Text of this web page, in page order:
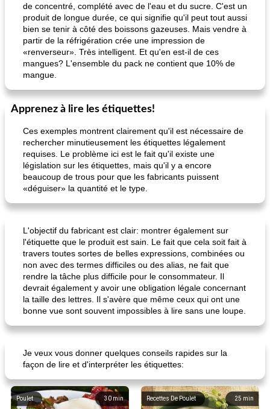
de concentré, complété avec de l'eau et du sucre. C'est un
produit de longue durée, ce qui signifie qu'il peut tout aussi
bien se tenir à côté des boissons gazeuses. Mais vendre à
partir de la réfrigération crée une impression de
«renverseur». Très intelligent. Et qu'en est-il de ces
mangues? L'ensemble du pack ne contient que 10% de
mangue.
Apprenez à lire les étiquettes!
Ces exemples montrent clairement qu'il est nécessaire de
rechercher minutieusement les étiquettes légalement
requises. Le problème ici est le fait qu'il existe une
législation sur les étiquettes, mais qu'il y a encore
beaucoup de trous pour que les fabricants puissent
«déguiser» la quantité et le type.
L'objectif du fabricant est clair: montrer également sur
l'étiquette que le produit est sain. Le fait que cela soit fait à
travers toutes sortes de belles expressions, combinées ou
non avec des termes difficiles ou des alias, ne fait que
rendre la tâche plus difficile pour le consommateur. Il
devrait également y avoir une obligation légale concernant
la taille des lettres. Il s'avère que même ceux qui ont une
bonne vue sont souvent impossibles à lire sans une loupe.
Je veux vous donner quelques conseils rapides sur la
façon de lire et d'interpréter les étiquettes:
30min
Poulet 25 min
Recettes De Poulet